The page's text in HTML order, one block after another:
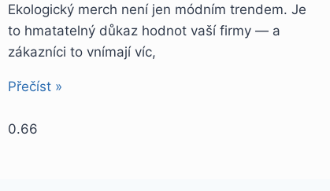
Ekologický merch není jen módním trendem. Je
to hmatatelný důkaz hodnot vaší firmy — a
zákazníci to vnímají víc,
Přečíst »